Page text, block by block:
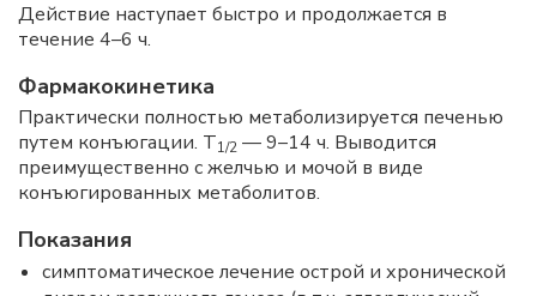
Действие наступает быстро и продолжается в
течение 4–6 ч.
Фармакокинетика
Практически полностью метаболизируется печенью
путем конъюгации. T1/2 — 9–14 ч. Выводится
преимущественно с желчью и мочой в виде
конъюгированных метаболитов.
Показания
симптоматическое лечение острой и хронической